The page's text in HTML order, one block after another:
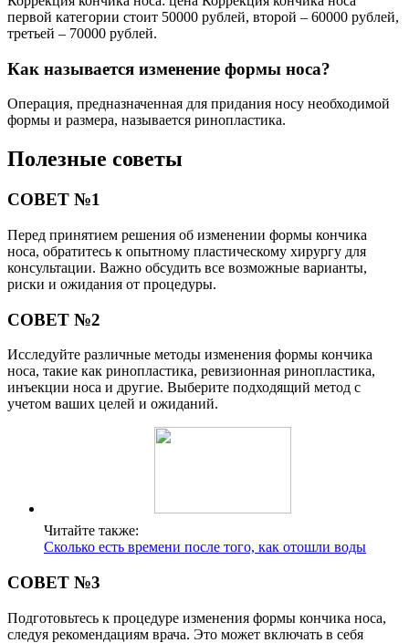
первой категории стоит 50000 рублей, второй – 60000 рублей,
третьей – 70000 рублей.
Как называется изменение формы носа?
Операция, предназначенная для придания носу необходимой
формы и размера, называется ринопластика.
Полезные советы
СОВЕТ №1
Перед принятием решения об изменении формы кончика
носа, обратитесь к опытному пластическому хирургу для
консультации. Важно обсудить все возможные варианты,
риски и ожидания от процедуры.
СОВЕТ №2
Исследуйте различные методы изменения формы кончика
носа, такие как ринопластика, ревизионная ринопластика,
инъекции носа и другие. Выберите подходящий метод с
учетом ваших целей и ожиданий.
Читайте также:
Сколько есть времени после того, как отошли воды
СОВЕТ №3
Подготовьтесь к процедуре изменения формы кончика носа,
следуя рекомендациям врача. Это может включать в себя